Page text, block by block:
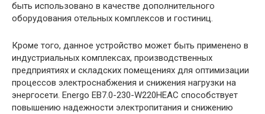
быть использовано в качестве дополнительного
оборудования отельных комплексов и гостиниц.
Кроме того, данное устройство может быть применено в
индустриальных комплексах, производственных
предприятиях и складских помещениях для оптимизации
процессов электроснабжения и снижения нагрузки на
энергосети. Energo EB7.0-230-W220HЕAC способствует
повышению надежности электропитания и снижению